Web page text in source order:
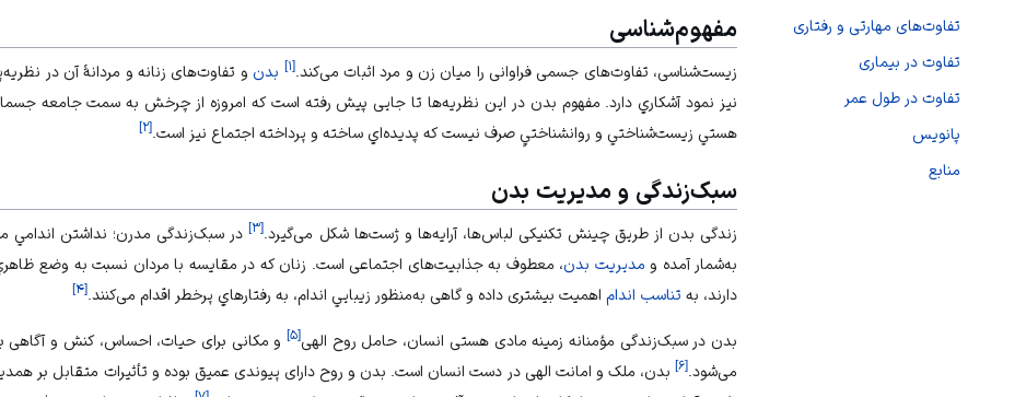
تفاوت‌های مهارتی و رفتاری
تفاوت در بیماری
تفاوت در طول عمر
پانویس
منابع
مفهوم‌شناسی
زیست‌شناسی، تفاوت‌های جسمی فراوانی را میان زن و مرد اثبات می‌کند.[۱] بدنو تفاوت‌های زنانه و مردانۀ آن در
نيز نمود آشكاري دارد. مفهوم بدن در این نظریه‌ها تا جایی پیش رفته است كه امروزه از چرخش به سمت جامعه
هستي زيست‌شناختي و روانشناختيِ صرف نیست که پديده‌اي ساخته و پرداخته اجتماع نیز است.[۲]
سبک‌زندگی و مدیریت بدن
زندگی بدن از طریق چینش تکنیکی لباس‌ها، آرایه‌ها و ژست‌ها شکل می‌گیرد.[۳]در سبک‌زندگی مدرن؛ نداشتن اندامي
به‌شمار آمده و مدیریت بدن، معطوف به جذابیت‌های اجتماعی است. زنان که در مقايسه با مردان نسبت به وضع
دارند، به تناسب اندام اهمیت بیشتری داده و گاهی به‌منظور زيبايي اندام، به رفتارهاي پرخطر اقدام می‌کنند.[۴]
بدن در سبک‌زندگی مؤمنانه زمینه مادی هستی انسان، حامل روح الهی[۵]و مکانی برای حیات، احساس، کنش و آگاهی
می‌شود.[۶] بدن، ملک و امانت الهی در دست انسان است. بدن و روح دارای پیوندی عمیق بوده و تأثیرات متقابل بر